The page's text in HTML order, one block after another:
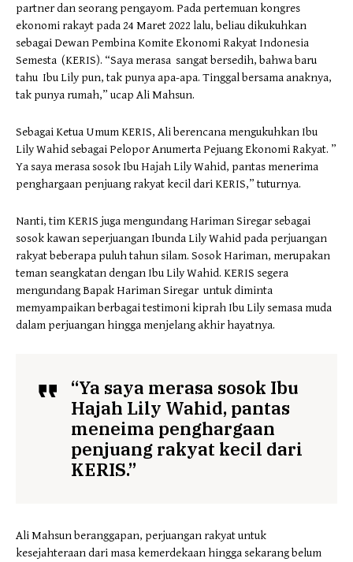
partner dan seorang pengayom. Pada pertemuan kongres
ekonomi rakayt pada 24 Maret 2022 lalu, beliau dikukuhkan
sebagai Dewan Pembina Komite Ekonomi Rakyat Indonesia
Semesta (KERIS). “Saya merasa sangat bersedih, bahwa baru
tahu Ibu Lily pun, tak punya apa-apa. Tinggal bersama anaknya,
tak punya rumah,” ucap Ali Mahsun.
Sebagai Ketua Umum KERIS, Ali berencana mengukuhkan Ibu
Lily Wahid sebagai Pelopor Anumerta Pejuang Ekonomi Rakyat. ”
Ya saya merasa sosok Ibu Hajah Lily Wahid, pantas menerima
penghargaan penjuang rakyat kecil dari KERIS,” tuturnya.
Nanti, tim KERIS juga mengundang Hariman Siregar sebagai
sosok kawan seperjuangan Ibunda Lily Wahid pada perjuangan
rakyat beberapa puluh tahun silam. Sosok Hariman, merupakan
teman seangkatan dengan Ibu Lily Wahid. KERIS segera
mengundang Bapak Hariman Siregar untuk diminta
memyampaikan berbagai testimoni kiprah Ibu Lily semasa muda
dalam perjuangan hingga menjelang akhir hayatnya.
“Ya saya merasa sosok Ibu
Hajah Lily Wahid, pantas
meneima penghargaan
penjuang rakyat kecil dari
KERIS.”
Ali Mahsun beranggapan, perjuangan rakyat untuk
kesejahteraan dari masa kemerdekaan hingga sekarang belum